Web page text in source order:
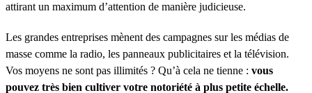
attirant un maximum d’attention de manière judicieuse.
Les grandes entreprises mènent des campagnes sur les médias de
masse comme la radio, les panneaux publicitaires et la télévision.
Vos moyens ne sont pas illimités ? Qu’à cela ne tienne : vous
pouvez très bien cultiver votre notoriété à plus petite échelle.